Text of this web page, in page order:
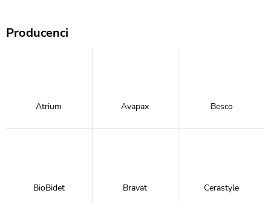
Producenci
Atrium Avapax Besco
BioBidet Bravat Cerastyle